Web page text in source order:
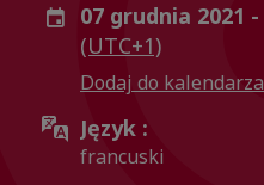
07 grudnia 2021
(UTC+1)
Dodaj do kalendarza
Język :
francuski